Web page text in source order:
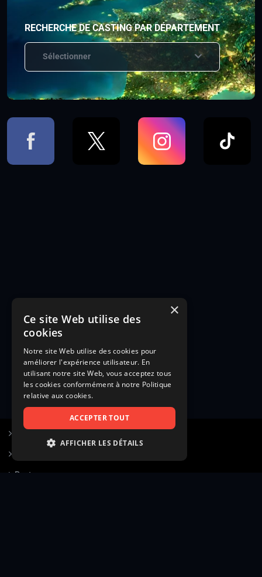
RECHERCHE DE CASTING PAR DÉPARTEMENT
Sélectionner
Poster une annonce
×
Ce site Web utilise des
cookies
Notre site Web utilise des cookies pour
améliorer l'expérience utilisateur. En
utilisant notre site Web, vous acceptez tous
les cookies conformément à notre Politique
relative aux cookies.
ACCEPTER TOUT
AFFICHER LES DÉTAILS